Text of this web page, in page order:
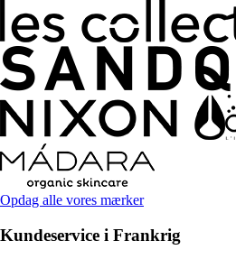
Opdag alle vores mærker
Kundeservice i Frankrig